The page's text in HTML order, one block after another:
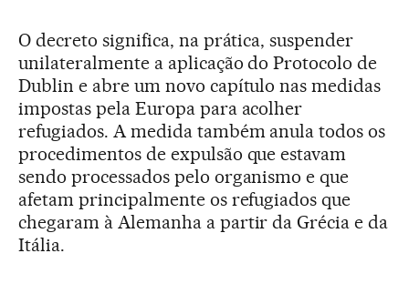
O decreto significa, na prática, suspender
unilateralmente a aplicação do Protocolo de
Dublin e abre um novo capítulo nas medidas
impostas pela Europa para acolher
refugiados. A medida também anula todos os
procedimentos de expulsão que estavam
sendo processados pelo organismo e que
afetam principalmente os refugiados que
chegaram à Alemanha a partir da Grécia e da
Itália.